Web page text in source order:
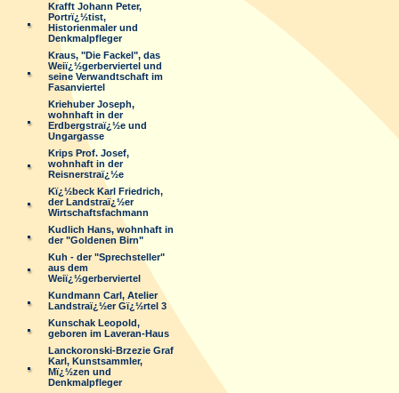
Krafft Johann Peter,
Portrï¿½tist,
Historienmaler und
Denkmalpfleger
Kraus, "Die Fackel", das
Weiï¿½gerberviertel und
seine Verwandtschaft im
Fasanviertel
Kriehuber Joseph,
wohnhaft in der
Erdbergstraï¿½e und
Ungargasse
Krips Prof. Josef,
wohnhaft in der
Reisnerstraï¿½e
Kï¿½beck Karl Friedrich,
der Landstraï¿½er
Wirtschaftsfachmann
Kudlich Hans, wohnhaft in
der "Goldenen Birn"
Kuh - der "Sprechsteller"
aus dem
Weiï¿½gerberviertel
Kundmann Carl, Atelier
Landstraï¿½er Gï¿½rtel 3
Kunschak Leopold,
geboren im Laveran-Haus
Lanckoronski-Brzezie Graf
Karl, Kunstsammler,
Mï¿½zen und
Denkmalpfleger